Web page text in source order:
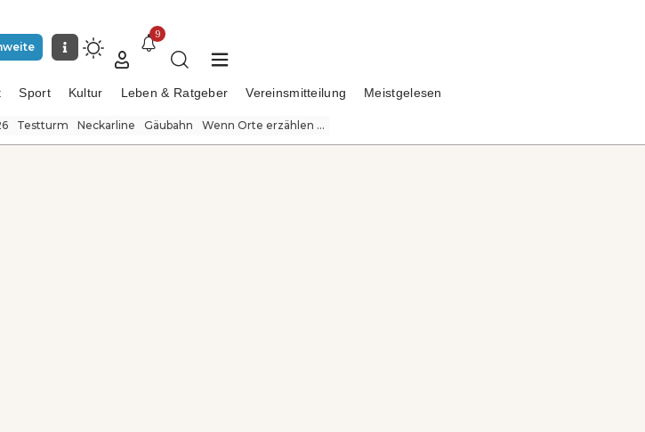
9
Sport Kultur Leben & Ratgeber Vereinsmitteilung Meistgelesen
Testturm Neckarline Gäubahn Wenn Orte erzählen ...